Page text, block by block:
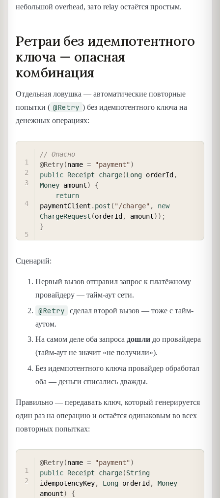
небольшой overhead, зато relay остаётся простым.
Ретраи без идемпотентного
ключа — опасная
комбинация
Отдельная ловушка — автоматические повторные
попытки ( @Retry ) без идемпотентного ключа на
денежных операциях:
// Опасно
@Retry(name = "payment")
public Receipt charge(Long orderId ,
Money amount)
{
return
paymentClient . post ( "/charge" ,
new
ChargeRequest (orderId , amount) ) ;
}
Сценарий:
Первый вызов отправил запрос к платёжному
провайдеру — тайм-аут сети.
@Retry
сделал второй вызов — тоже с тайм-
аутом.
На самом деле оба запроса дошли до провайдера
(тайм-аут не значит «не получили»).
Без идемпотентного ключа провайдер обработал
оба — деньги списались дважды.
Правильно — передавать ключ, который генерируется
один раз на операцию и остаётся одинаковым во всех
повторных попытках:
@Retry(name = "payment")
public Receipt charge(String
idempotencyKey, Long orderId ,
Money
amount)
{